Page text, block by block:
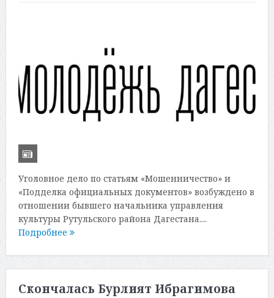
Уголовное дело по статьям «Мошенничество» и
«Подделка официальных документов» возбуждено в
отношении бывшего начальника управления
культуры Рутульского района Дагестана....
Подробнее
Скончалась Бурлият Ибрагимова